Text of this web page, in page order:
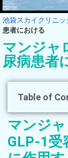
池袋スカイクリニッ
患者における
マンジャ
尿病患者
Table of
マンジ
GLP-1受